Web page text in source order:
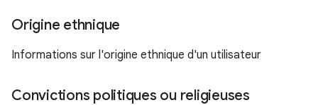
Origine ethnique
Informations sur l'origine ethnique d'un utilisateur
Convictions politiques ou religieuses